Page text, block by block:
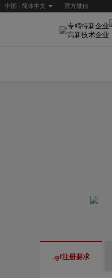
中国 - 简体中文 官方微信
专精特新企业
高新技术企业
.gf注册要求